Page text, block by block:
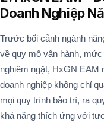
Doanh Nghiệp
Trước bối cảnh ngành
về quy mô vận hành,
nghiêm ngặt, HxGN EAM
doanh nghiệp không chỉ
mọi quy trình bảo trì, ra
khả năng thích ứng với